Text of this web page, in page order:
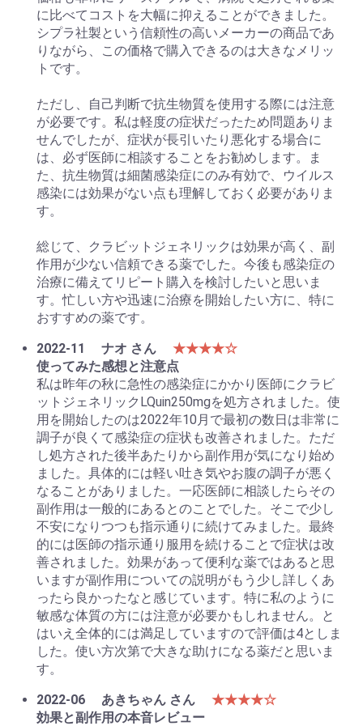
に比べてコストを大幅に抑えることができました。
シプラ社製という信頼性の高いメーカーの商品であ
りながら、この価格で購入できるのは大きなメリッ
トです。
ただし、自己判断で抗生物質を使用する際には注意
が必要です。私は軽度の症状だったため問題ありま
せんでしたが、症状が長引いたり悪化する場合に
は、必ず医師に相談することをお勧めします。ま
た、抗生物質は細菌感染症にのみ有効で、ウイルス
感染には効果がない点も理解しておく必要がありま
す。
総じて、クラビットジェネリックは効果が高く、副
作用が少ない信頼できる薬でした。今後も感染症の
治療に備えてリピート購入を検討したいと思いま
す。忙しい方や迅速に治療を開始したい方に、特に
おすすめの薬です。
2022-11
ナオ さん
★★★★☆
使ってみた感想と注意点
私は昨年の秋に急性の感染症にかかり医師にクラビ
ットジェネリックLQuin250mgを処方されました。使
用を開始したのは2022年10月で最初の数日は非常に
調子が良くて感染症の症状も改善されました。ただ
し処方された後半あたりから副作用が気になり始め
ました。具体的には軽い吐き気やお腹の調子が悪く
なることがありました。一応医師に相談したらその
副作用は一般的にあるとのことでした。そこで少し
不安になりつつも指示通りに続けてみました。最終
的には医師の指示通り服用を続けることで症状は改
善されました。効果があって便利な薬ではあると思
いますが副作用についての説明がもう少し詳しくあ
ったら良かったなと感じています。特に私のように
敏感な体質の方には注意が必要かもしれません。と
はいえ全体的には満足していますので評価は4としま
した。使い方次第で大きな助けになる薬だと思いま
す。
2022-06
あきちゃん さん
★★★★☆
効果と副作用の本音レビュー